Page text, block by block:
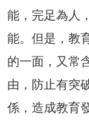
能，完足為人
能。但是，教
的一面，又常
由，防止有突
係，造成教育